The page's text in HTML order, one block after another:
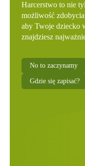
Harcerstwo to nie
możliwość zdobycia
aby Twoje dziecko
znajdziesz
No to zaczynamy
Gdzie się zapisać?